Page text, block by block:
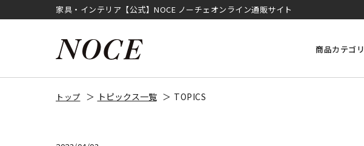
家具・インテリア【公式】NOCE ノーチェオンライン通販サイト
商品カテゴリ
トップ トピックス一覧 TOPICS